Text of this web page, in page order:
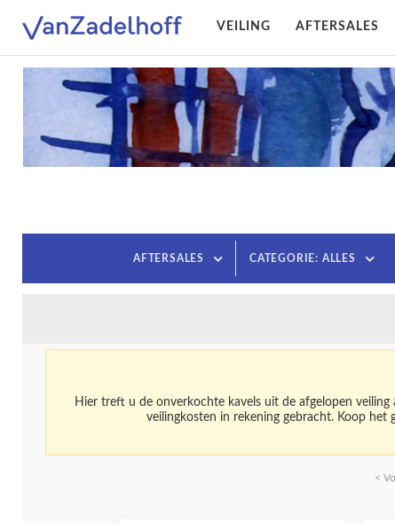
VEILING AFTERSALES
AFTERSALES CATEGORIE: ALLES
Hier treft u de onverkochte kavels uit de afgelopen
veilingkosten in rekening gebracht. Koop
<